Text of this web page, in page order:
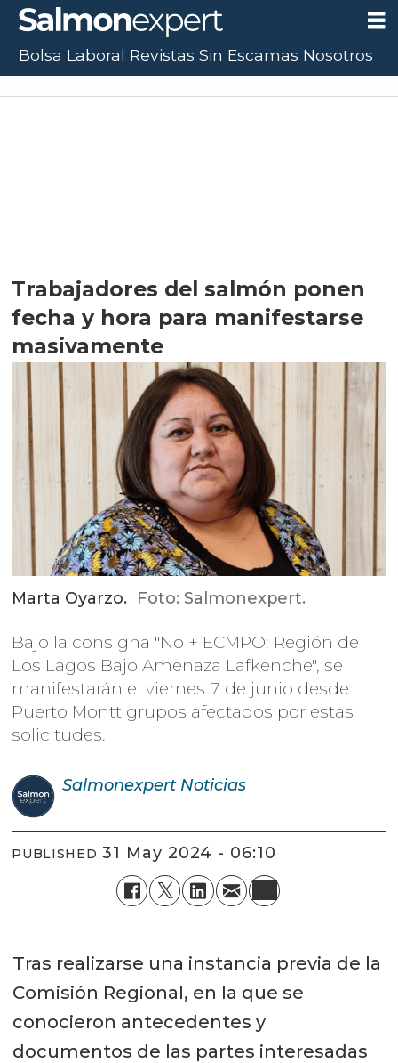
Trabajadores del salmón ponen
fecha y hora para manifestarse
masivamente
Marta Oyarzo. Foto: Salmonexpert.
Bajo la consigna "No + ECMPO: Región de
Los Lagos Bajo Amenaza Lafkenche", se
manifestarán el viernes 7 de junio desde
Puerto Montt grupos afectados por estas
solicitudes.
Salmonexpert Noticias
PUBLISHED 31 May 2024 - 06:10
Tras realizarse una instancia previa de la
Comisión Regional, en la que se
conocieron antecedentes y
documentos de las partes interesadas
Bolsa Laboral Revistas Sin Escamas Nosotros